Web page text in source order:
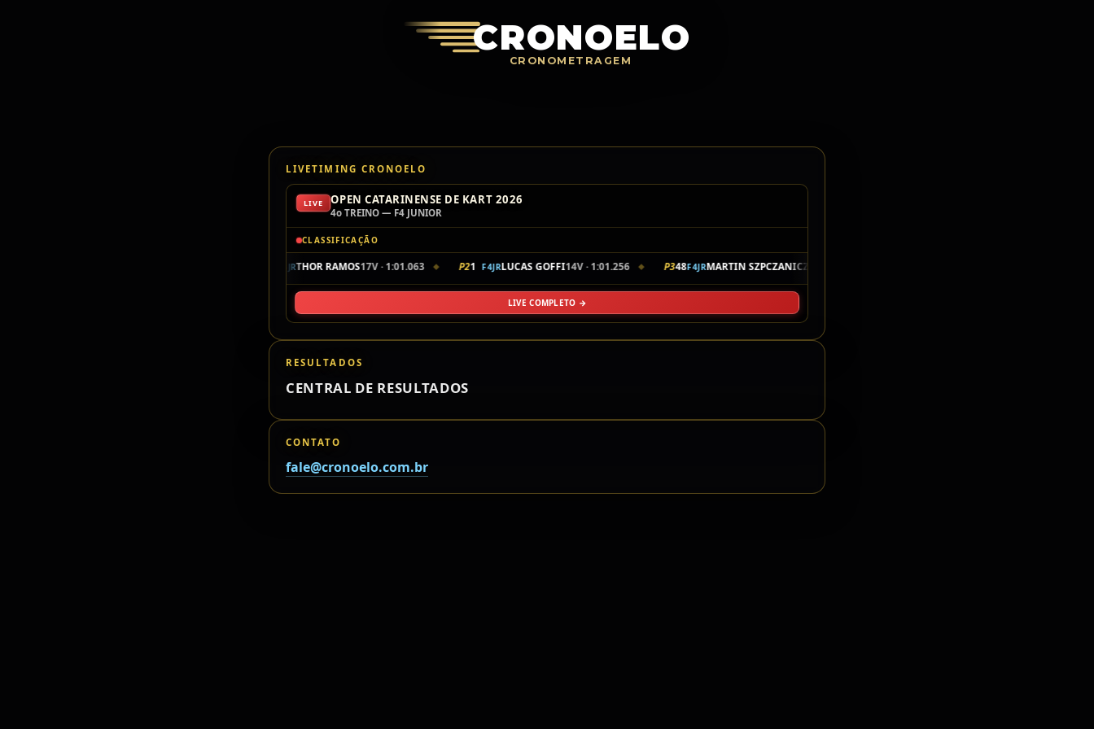
CRONOELO
CRONOMETRAGEM
LIVETIMING CRONOELO
LIVE OPEN CATARINENSE DE KART 2026
4o TREINO — F4 JUNIOR
CLASSIFICAÇÃO
F4JRTHOR RAMOS17V · 1:01.063 ◆ P21 F4JRLUCAS GOFFI14V · 1:01.256 ◆ P348F4JRMARTIN SZPCZANICZ17V · 1:01.523
LIVE COMPLETO →
RESULTADOS
CENTRAL DE RESULTADOS
CONTATO
fale@cronoelo.com.br